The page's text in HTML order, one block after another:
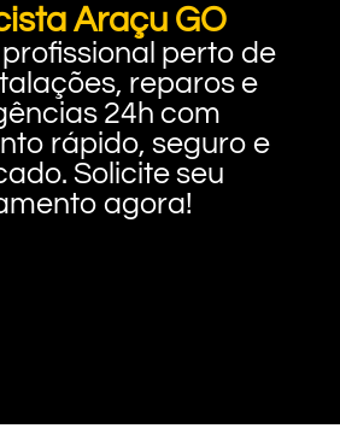
Araçu GO
perto de
reparos e
24h com
rápido, seguro e
Solicite seu
agora!